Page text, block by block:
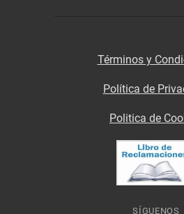
Términos y
Política de
Politica de
SÍGUENOS